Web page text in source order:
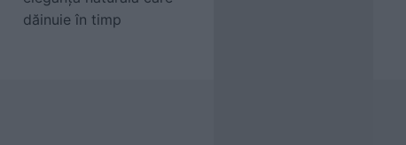
dăinuie în timp